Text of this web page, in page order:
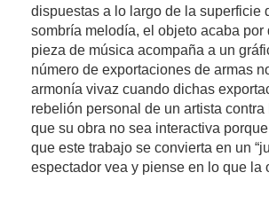
dispuestas a lo largo de la superficie
sombría melodía, el objeto acaba
pieza de música acompaña a un
número de exportaciones de armas
armonía vivaz cuando dichas
rebelión personal de un artista
que su obra no sea interactiva
que este trabajo se convierta en un
espectador vea y piense en lo que la